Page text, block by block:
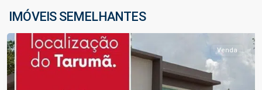
IMÓVEIS SEMELHANTES
Tarumã
Manaus
Venda